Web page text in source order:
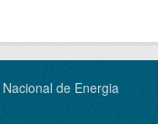
de Energia